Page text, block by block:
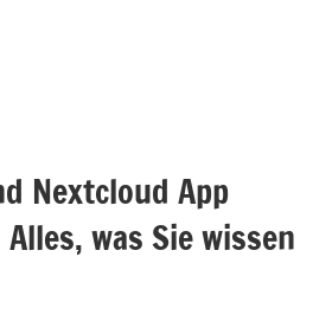
Nextcloud App
was Sie wissen